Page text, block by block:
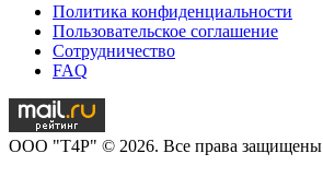
Политика конфиденциальности
Пользовательское соглашение
Сотрудничество
FAQ
OOO "T4P" © 2026. Все права защищены